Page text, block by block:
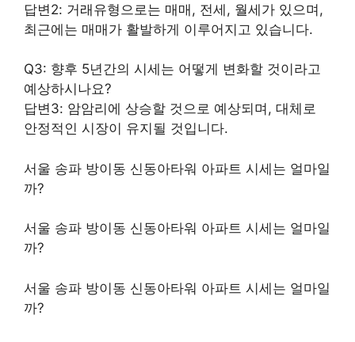
답변2: 거래유형으로는 매매, 전세, 월세가 있으며,
최근에는 매매가 활발하게 이루어지고 있습니다.
Q3: 향후 5년간의 시세는 어떻게 변화할 것이라고
예상하시나요?
답변3: 암암리에 상승할 것으로 예상되며, 대체로
안정적인 시장이 유지될 것입니다.
서울 송파 방이동 신동아타워 아파트 시세는 얼마일
까?
서울 송파 방이동 신동아타워 아파트 시세는 얼마일
까?
서울 송파 방이동 신동아타워 아파트 시세는 얼마일
까?